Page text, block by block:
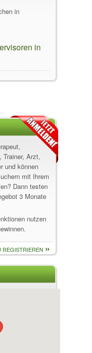
in
in
Trainer, Arzt,
und können
mit Ihrem
Dann testen
3 Monate
nutzen
REGISTRIEREN